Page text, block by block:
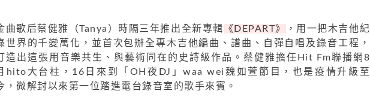
曲歌后蔡健雅（Tanya）時隔三年推出全新專輯 《DEPART》
，用一把木吉他紀
世界的千變萬化，並首次包辦全專木吉他編曲、譜曲、自彈自唱及錄音工程，
造出這張用音樂共生、與藝術同在的史詩級作品。蔡健雅擔任Hit Fm聯播網8
hito大台柱，16日來到「OH夜DJ」waa wei魏如萱節目，也是疫情升級至
，微解封以來第一位踏進電台錄音室的歌手來賓。